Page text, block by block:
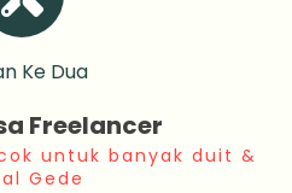
Ke Dua
Freelancer
untuk banyak duit &
Gede